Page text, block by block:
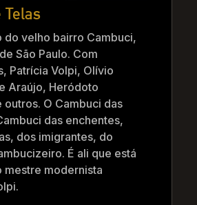
Telas
do velho bairro Cambuci,
São Paulo. Com
Patrícia Volpi, Olívio
Araújo, Heródoto
outros. O Cambuci das
das enchentes,
dos imigrantes, do
É ali que está
mestre modernista